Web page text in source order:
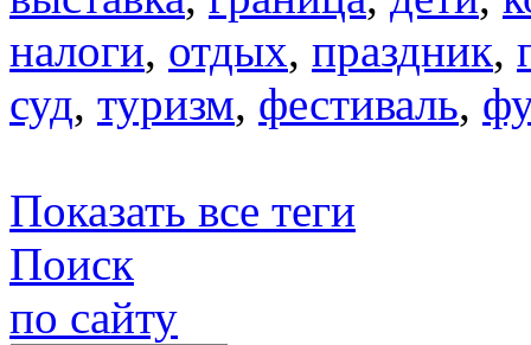
налоги, отдых, праздник,
суд, туризм, фестиваль,
Показать все теги
Поиск
по сайту